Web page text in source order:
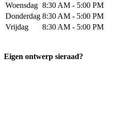
Woensdag 8:30 AM - 5:00 PM
Donderdag 8:30 AM - 5:00 PM
Vrijdag
8:30 AM - 5:00 PM
Eigen ontwerp sieraad?